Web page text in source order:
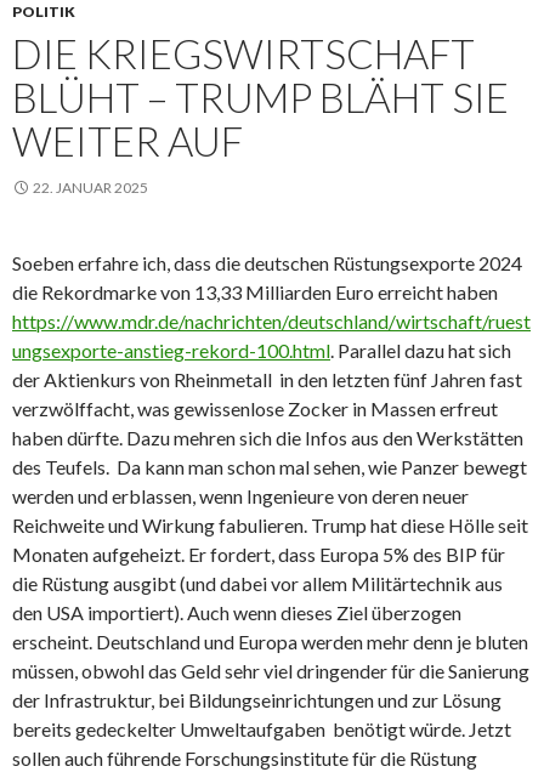
POLITIK
DIE KRIEGSWIRTSCHAFT
BLÜHT – TRUMP BLÄHT SIE
WEITER AUF
22. JANUAR 2025
Soeben erfahre ich, dass die deutschen Rüstungsexporte 2024
die Rekordmarke von 13,33 Milliarden Euro erreicht haben
https://www.mdr.de/nachrichten/deutschland/wirtschaft/ruest
ungsexporte-anstieg-rekord-100.html. Parallel dazu hat sich
der Aktienkurs von Rheinmetall in den letzten fünf Jahren fast
verzwölffacht, was gewissenlose Zocker in Massen erfreut
haben dürfte. Dazu mehren sich die Infos aus den Werkstätten
des Teufels. Da kann man schon mal sehen, wie Panzer bewegt
werden und erblassen, wenn Ingenieure von deren neuer
Reichweite und Wirkung fabulieren. Trump hat diese Hölle seit
Monaten aufgeheizt. Er fordert, dass Europa 5% des BIP für
die Rüstung ausgibt (und dabei vor allem Militärtechnik aus
den USA importiert). Auch wenn dieses Ziel überzogen
erscheint. Deutschland und Europa werden mehr denn je bluten
müssen, obwohl das Geld sehr viel dringender für die Sanierung
der Infrastruktur, bei Bildungseinrichtungen und zur Lösung
bereits gedeckelter Umweltaufgaben benötigt würde. Jetzt
sollen auch führende Forschungsinstitute für die Rüstung